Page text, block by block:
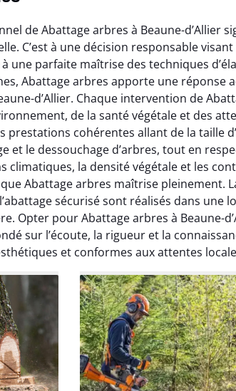
de Abattage arbres à Beaune-d’Allier
C’est à une décision responsable
une parfaite maîtrise des techniques
Abattage arbres apporte une réponse
d’Allier. Chaque intervention de
de la santé végétale et des
prestations cohérentes allant de la taille
et le dessouchage d’arbres, tout en
climatiques, la densité végétale et les
Abattage arbres maîtrise pleinement.
sécurisé sont réalisés dans une
Opter pour Abattage arbres à Beaune-
sur l’écoute, la rigueur et la
et conformes aux attentes
Soraya Benali
07 février 2026
Service irréprochable du
début à la fin. Les arbres ont
été parfaitement entretenus
et le nettoyage après
intervention est impeccable.
Je recommande vivement.